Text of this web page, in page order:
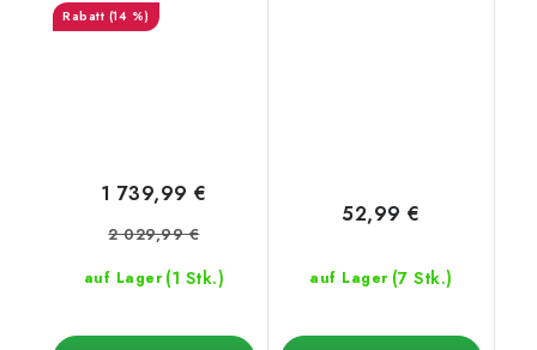
(14 %)
auf Lager (1 Stk.)
1 739,99 €
2 029,99 €
auf Lager (7 Stk.)
52,99 €